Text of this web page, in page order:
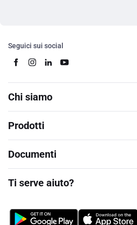
Seguici sui social
Chi siamo
Prodotti
Documenti
Ti serve aiuto?